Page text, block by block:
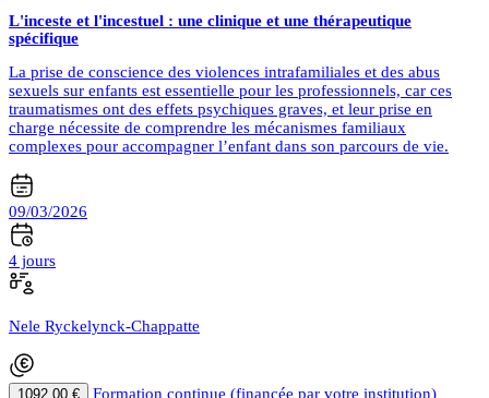
L'inceste et l'incestuel : une clinique et une thérapeutique
spécifique
La prise de conscience des violences intrafamiliales et des abus
sexuels sur enfants est essentielle pour les professionnels, car ces
traumatismes ont des effets psychiques graves, et leur prise en
charge nécessite de comprendre les mécanismes familiaux
complexes pour accompagner l’enfant dans son parcours de vie.
09/03/2026
4 jours
Nele Ryckelynck-Chappatte
1092,00 €
Formation continue (financée par votre institution)